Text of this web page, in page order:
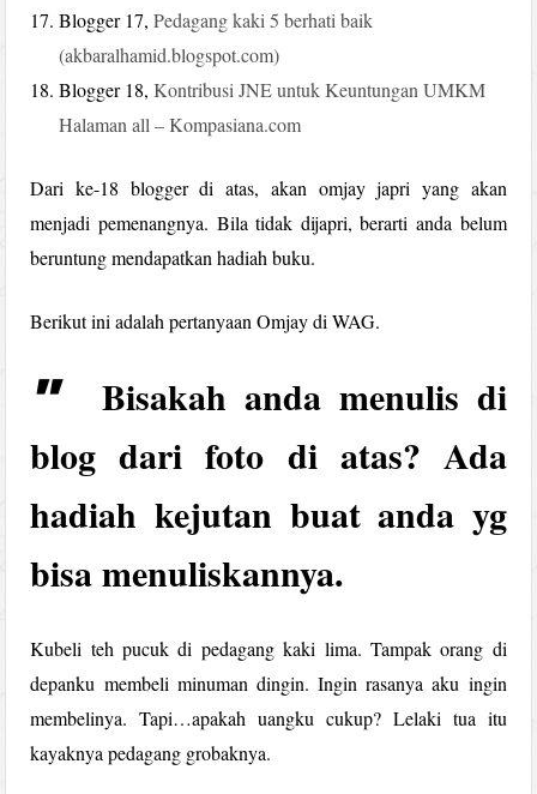
Blogger 17,Pedagang kaki 5 berhati baik
(akbaralhamid.blogspot.com)
Blogger 18,Kontribusi JNE untuk Keuntungan UMKM
Halaman all – Kompasiana.com
Dari ke-18 blogger di atas, akan omjay japri yang akan
menjadi pemenangnya. Bila tidak dijapri, berarti anda belum
beruntung mendapatkan hadiah buku.
Berikut ini adalah pertanyaan Omjay di WAG.
Bisakah anda menulis di
blog dari foto di atas? Ada
hadiah kejutan buat anda yg
bisa menuliskannya.
Kubeli teh pucuk di pedagang kaki lima. Tampak orang di
depanku membeli minuman dingin. Ingin rasanya aku ingin
membelinya. Tapi…apakah uangku cukup? Lelaki tua itu
kayaknya pedagang grobaknya.